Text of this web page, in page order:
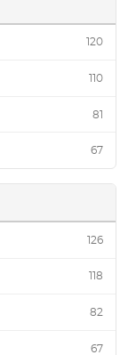
120
110
81
67
126
118
82
67